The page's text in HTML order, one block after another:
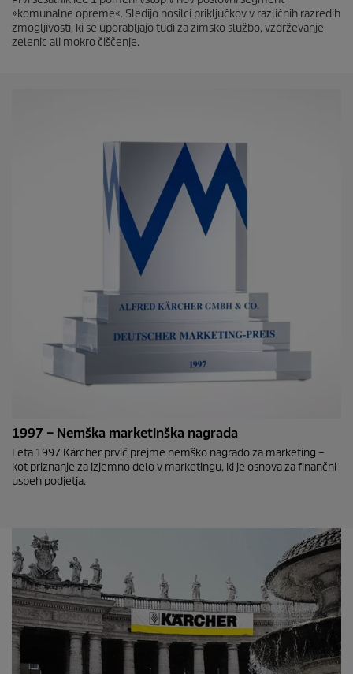
»komunalne opreme«. Sledijo nosilci priključkov v različnih razredih
zmogljivosti, ki se uporabljajo tudi za zimsko službo, vzdrževanje
zelenic ali mokro čiščenje.
1997 – Nemška marketinška nagrada
Leta 1997 Kärcher prvič prejme nemško nagrado za marketing –
kot priznanje za izjemno delo v marketingu, ki je osnova za finančni
uspeh podjetja.